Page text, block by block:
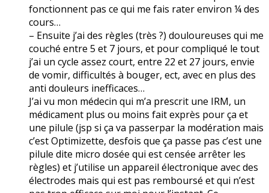
fonctionnent pas ce qui me fais rater environ ¼ des
cours…
– Ensuite j’ai des règles (très ?) douloureuses qui me
couché entre 5 et 7 jours, et pour compliqué le tout
j’ai un cycle assez court, entre 22 et 27 jours, envie
de vomir, difficultés à bouger, ect, avec en plus des
anti douleurs inefficaces…
J’ai vu mon médecin qui m’a prescrit une IRM, un
médicament plus ou moins fait exprès pour ça et
une pilule (jsp si ça va passerpar la modération mais
c’est Optimizette, desfois que ça passe pas c’est une
pilule dite micro dosée qui est censée arrêter les
règles) et j’utilise un appareil électronique avec des
électrodes mais qui est pas remboursé et qui n’est